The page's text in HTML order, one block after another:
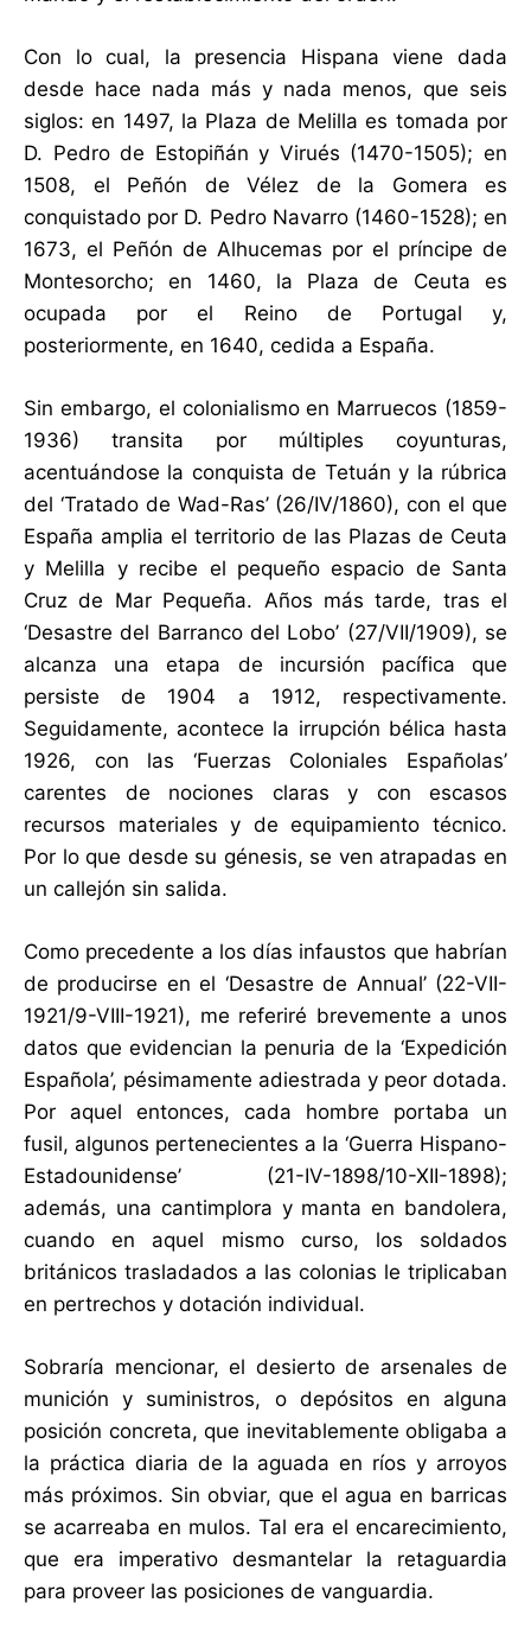
Con lo cual, la presencia Hispana viene dada
desde hace nada más y nada menos, que seis
siglos: en 1497, la Plaza de Melilla es tomada por
D. Pedro de Estopiñán y Virués (1470-1505); en
1508, el Peñón de Vélez de la Gomera es
conquistado por D. Pedro Navarro (1460-1528); en
1673, el Peñón de Alhucemas por el príncipe de
Montesorcho; en 1460, la Plaza de Ceuta es
ocupada por el Reino de Portugal y,
posteriormente, en 1640, cedida a España.
Sin embargo, el colonialismo en Marruecos (1859-
1936) transita por múltiples coyunturas,
acentuándose la conquista de Tetuán y la rúbrica
del ‘Tratado de Wad-Ras’ (26/IV/1860), con el que
España amplia el territorio de las Plazas de Ceuta
y Melilla y recibe el pequeño espacio de Santa
Cruz de Mar Pequeña. Años más tarde, tras el
‘Desastre del Barranco del Lobo’ (27/VII/1909), se
alcanza una etapa de incursión pacífica que
persiste de 1904 a 1912, respectivamente.
Seguidamente, acontece la irrupción bélica hasta
1926, con las ‘Fuerzas Coloniales Españolas’
carentes de nociones claras y con escasos
recursos materiales y de equipamiento técnico.
Por lo que desde su génesis, se ven atrapadas en
un callejón sin salida.
Como precedente a los días infaustos que habrían
de producirse en el ‘Desastre de Annual’ (22-VII-
1921/9-VIII-1921), me referiré brevemente a unos
datos que evidencian la penuria de la ‘Expedición
Española’, pésimamente adiestrada y peor dotada.
Por aquel entonces, cada hombre portaba un
fusil, algunos pertenecientes a la ‘Guerra Hispano-
Estadounidense’ (21-IV-1898/10-XII-1898);
además, una cantimplora y manta en bandolera,
cuando en aquel mismo curso, los soldados
británicos trasladados a las colonias le triplicaban
en pertrechos y dotación individual.
Sobraría mencionar, el desierto de arsenales de
munición y suministros, o depósitos en alguna
posición concreta, que inevitablemente obligaba a
la práctica diaria de la aguada en ríos y arroyos
más próximos. Sin obviar, que el agua en barricas
se acarreaba en mulos. Tal era el encarecimiento,
que era imperativo desmantelar la retaguardia
para proveer las posiciones de vanguardia.